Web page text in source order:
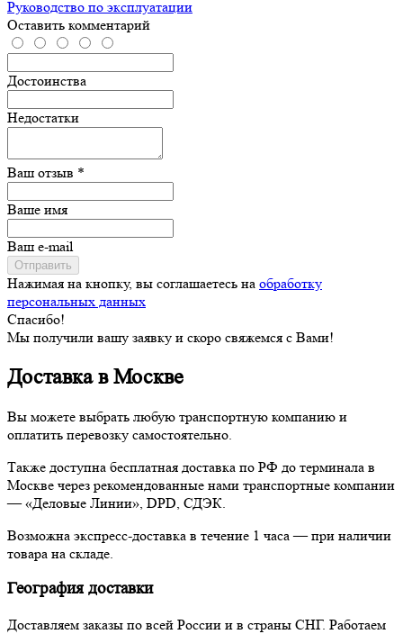
Руководство по эксплуатации
Оставить комментарий
Достоинства
Недостатки
Ваш отзыв *
Ваше имя
Ваш e-mail
Отправить
Нажимая на кнопку, вы соглашаетесь на обработку
персональных данных
Спасибо!
Мы получили вашу заявку и скоро свяжемся с Вами!
Доставка в Москве
Вы можете выбрать любую транспортную компанию и
оплатить перевозку самостоятельно.
Также доступна бесплатная доставка по РФ до терминала в
Москве через рекомендованные нами транспортные компании
— «Деловые Линии», DPD, СДЭК.
Возможна экспресс-доставка в течение 1 часа — при наличии
товара на складе.
География доставки
Доставляем заказы по всей России и в страны СНГ. Работаем